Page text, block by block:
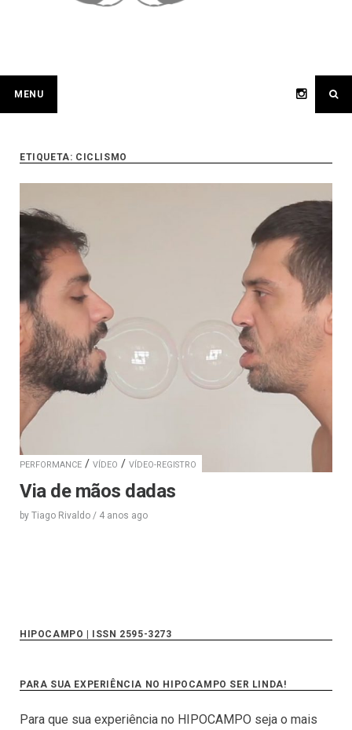
MENU
ETIQUETA: CICLISMO
PERFORMANCE / VÍDEO / VÍDEO-REGISTRO
Via de mãos dadas
by Tiago Rivaldo / 4 anos ago
HIPOCAMPO | ISSN 2595-3273
PARA SUA EXPERIÊNCIA NO HIPOCAMPO SER LINDA!
Para que sua experiência no HIPOCAMPO seja o mais